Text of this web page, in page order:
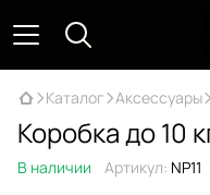
Каталог Аксессуары
Коробка до 10
В наличии Артикул: NP11